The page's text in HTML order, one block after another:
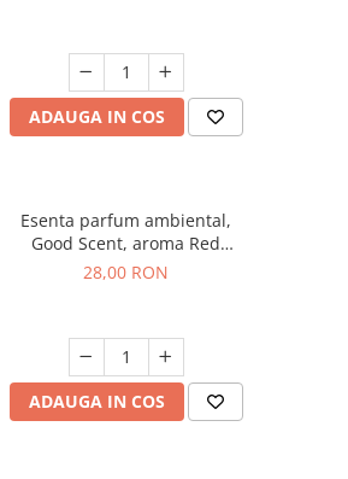
ADAUGA IN COS
Esenta parfum ambiental,
Good Scent, aroma Red
Grapes, 20 g
28,00 RON
ADAUGA IN COS